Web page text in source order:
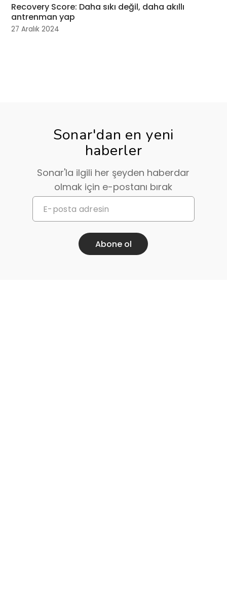
Recovery Score: Daha sıkı değil, daha akıllı
antrenman yap
27 Aralık 2024
Sonar'dan en yeni
haberler
Sonar'la ilgili her şeyden haberdar
olmak için e-postanı bırak
Abone ol